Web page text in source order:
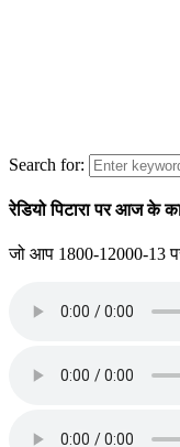
Search for:
रेडियो पिटारा पर आज के
जो आप 1800-12000-13